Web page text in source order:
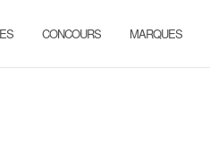
CONCOURS MARQUES